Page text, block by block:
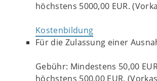
höchstens 5000,00 EUR.
Kostenbildung
Für die Zulassung einer
Gebühr: Mindestens 50,00
höchstens 500,00 EUR.